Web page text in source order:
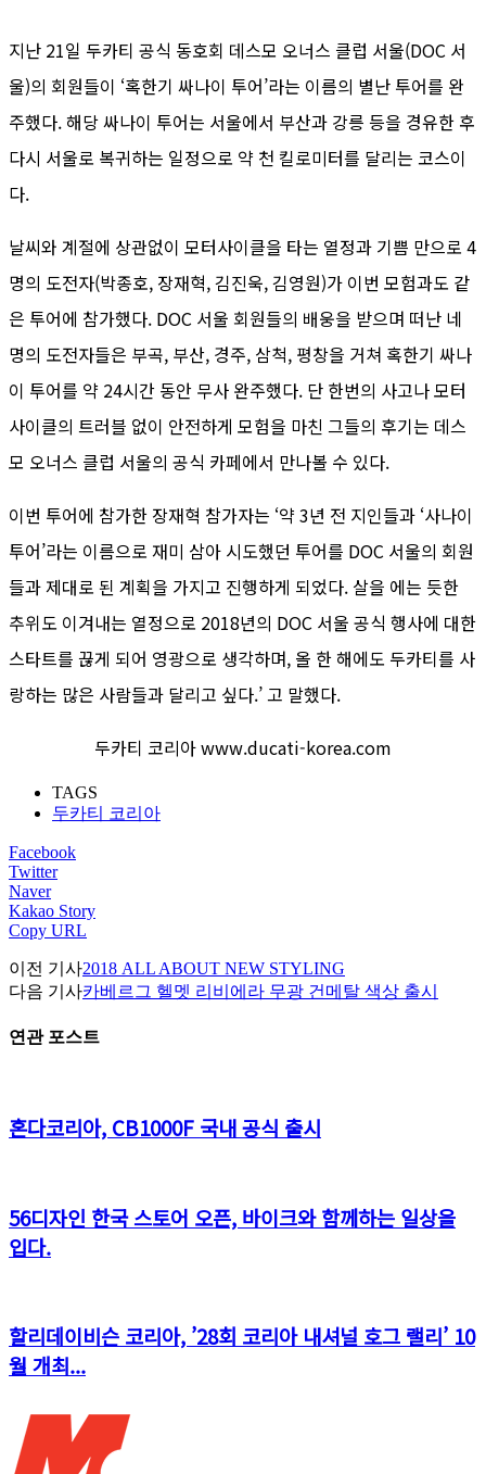
지난 21일 두카티 공식 동호회 데스모 오너스 클럽 서울(DOC 서
울)의 회원들이 ‘혹한기 싸나이 투어’라는 이름의 별난 투어를 완
주했다. 해당 싸나이 투어는 서울에서 부산과 강릉 등을 경유한 후
다시 서울로 복귀하는 일정으로 약 천 킬로미터를 달리는 코스이
다.
날씨와 계절에 상관없이 모터사이클을 타는 열정과 기쁨 만으로 4
명의 도전자(박종호, 장재혁, 김진욱, 김영원)가 이번 모험과도 같
은 투어에 참가했다. DOC 서울 회원들의 배웅을 받으며 떠난 네
명의 도전자들은 부곡, 부산, 경주, 삼척, 평창을 거쳐 혹한기 싸나
이 투어를 약 24시간 동안 무사 완주했다. 단 한번의 사고나 모터
사이클의 트러블 없이 안전하게 모험을 마친 그들의 후기는 데스
모 오너스 클럽 서울의 공식 카페에서 만나볼 수 있다.
이번 투어에 참가한 장재혁 참가자는 ‘약 3년 전 지인들과 ‘사나이
투어’라는 이름으로 재미 삼아 시도했던 투어를 DOC 서울의 회원
들과 제대로 된 계획을 가지고 진행하게 되었다. 살을 에는 듯한
추위도 이겨내는 열정으로 2018년의 DOC 서울 공식 행사에 대한
스타트를 끊게 되어 영광으로 생각하며, 올 한 해에도 두카티를 사
랑하는 많은 사람들과 달리고 싶다.’ 고 말했다.
두카티 코리아 www.ducati-korea.com
TAGS
두카티 코리아
Facebook
Twitter
Naver
Kakao Story
Copy URL
이전 기사2018 ALL ABOUT NEW STYLING
다음 기사카베르그 헬멧 리비에라 무광 건메탈 색상 출시
연관 포스트
혼다코리아, CB1000F 국내 공식 출시
56디자인 한국 스토어 오픈, 바이크와 함께하는 일상을
입다.
할리데이비슨 코리아, ’28회 코리아 내셔널 호그 랠리’ 10
월 개최...